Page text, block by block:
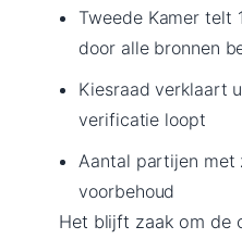
Tweede Kamer telt
door alle bronnen
Kiesraad verklaart
verificatie loopt
Aantal partijen met
voorbehoud
Het blijft zaak om de